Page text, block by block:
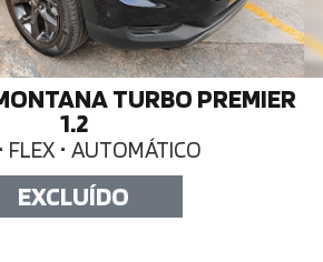
TURBO PREMIER
1.2
FLEX • AUTOMÁTICO
EXCLUÍDO